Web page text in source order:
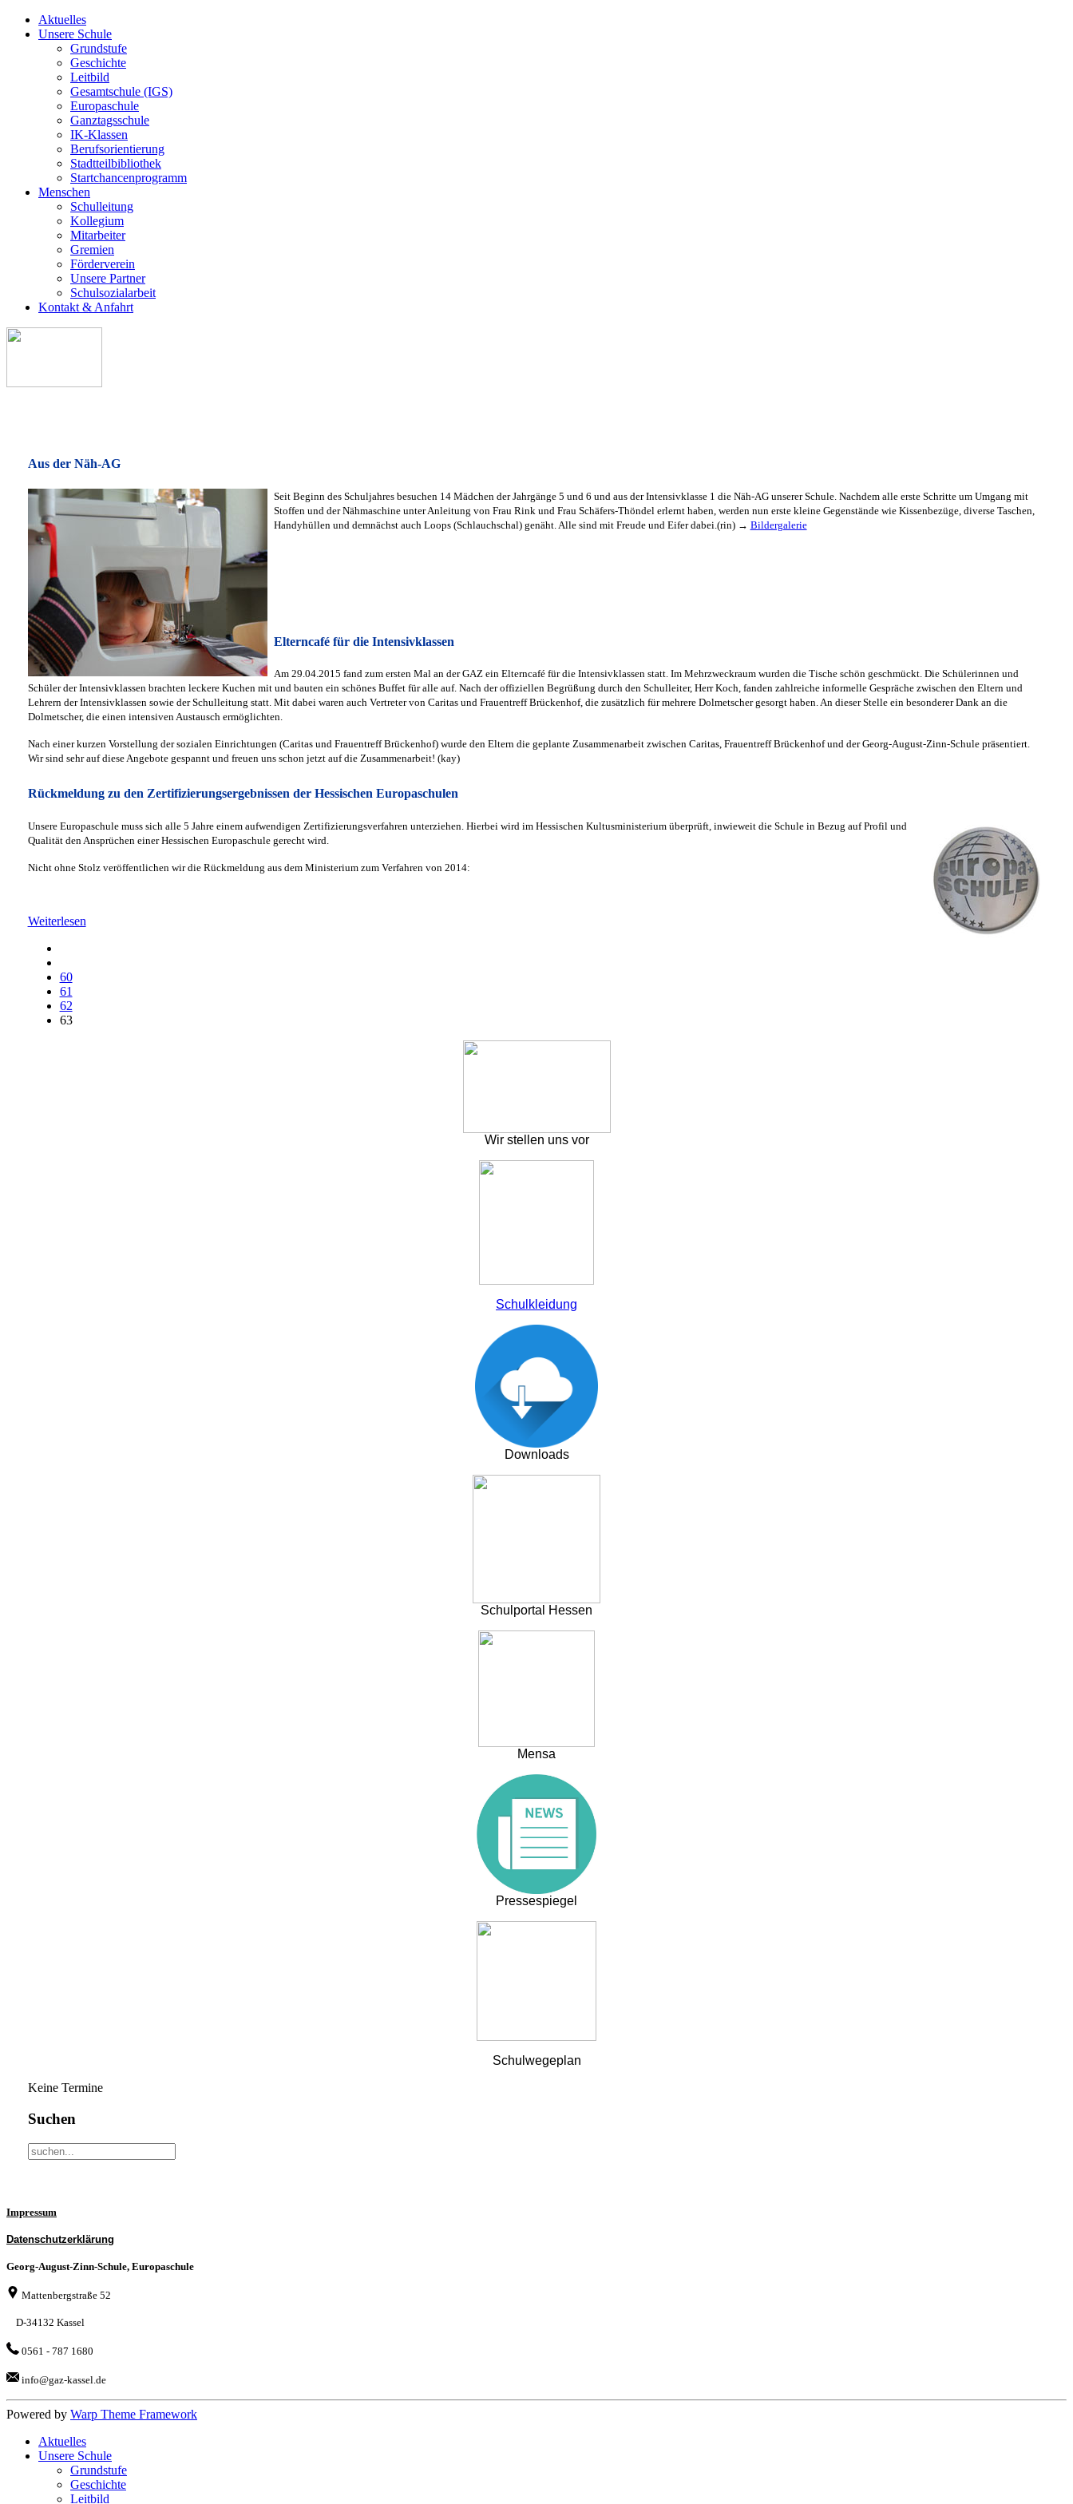
Aktuelles
Unsere Schule
Grundstufe
Geschichte
Leitbild
Gesamtschule (IGS)
Europaschule
Ganztagsschule
IK-Klassen
Berufsorientierung
Stadtteilbibliothek
Startchancenprogramm
Menschen
Schulleitung
Kollegium
Mitarbeiter
Gremien
Förderverein
Unsere Partner
Schulsozialarbeit
Kontakt & Anfahrt
Aus der Näh-AG
Seit Beginn des Schuljahres besuchen 14 Mädchen der Jahrgänge 5 und 6 und aus der Intensivklasse 1 die Näh-AG unserer Schule. Nachdem alle erste Schritte um Umgang mit
Stoffen und der Nähmaschine unter Anleitung von Frau Rink und Frau Schäfers-Thöndel erlernt haben, werden nun erste kleine Gegenstände wie Kissenbezüge, diverse Taschen,
Handyhüllen und demnächst auch Loops (Schlauchschal) genäht. Alle sind mit Freude und Eifer dabei.(rin) → Bildergalerie
Elterncafé für die Intensivklassen
Am 29.04.2015 fand zum ersten Mal an der GAZ ein Elterncafé für die Intensivklassen statt. Im Mehrzweckraum wurden die Tische schön geschmückt. Die Schülerinnen und
Schüler der Intensivklassen brachten leckere Kuchen mit und bauten ein schönes Buffet für alle auf. Nach der offiziellen Begrüßung durch den Schulleiter, Herr Koch, fanden zahlreiche informelle Gespräche zwischen den Eltern und
Lehrern der Intensivklassen sowie der Schulleitung statt. Mit dabei waren auch Vertreter von Caritas und Frauentreff Brückenhof, die zusätzlich für mehrere Dolmetscher gesorgt haben. An dieser Stelle ein besonderer Dank an die
Dolmetscher, die einen intensiven Austausch ermöglichten.
Nach einer kurzen Vorstellung der sozialen Einrichtungen (Caritas und Frauentreff Brückenhof) wurde den Eltern die geplante Zusammenarbeit zwischen Caritas, Frauentreff Brückenhof und der Georg-August-Zinn-Schule präsentiert.
Wir sind sehr auf diese Angebote gespannt und freuen uns schon jetzt auf die Zusammenarbeit! (kay)
Rückmeldung zu den Zertifizierungsergebnissen der Hessischen Europaschulen
Unsere Europaschule muss sich alle 5 Jahre einem aufwendigen Zertifizierungsverfahren unterziehen. Hierbei wird im Hessischen Kultusministerium überprüft, inwieweit die Schule in Bezug auf Profil und
Qualität den Ansprüchen einer Hessischen Europaschule gerecht wird.
Nicht ohne Stolz veröffentlichen wir die Rückmeldung aus dem Ministerium zum Verfahren von 2014:
Weiterlesen
60
61
62
63
Wir stellen uns vor
Schulkleidung
Downloads
Schulportal Hessen
Mensa
Pressespiegel
Schulwegeplan
Keine Termine
Suchen
Impressum
Datenschutzerklärung
Georg-August-Zinn-Schule, Europaschule
Mattenbergstraße 52
D-34132 Kassel
0561 - 787 1680
info@gaz-kassel.de
Powered by Warp Theme Framework
Aktuelles
Unsere Schule
Grundstufe
Geschichte
Leitbild